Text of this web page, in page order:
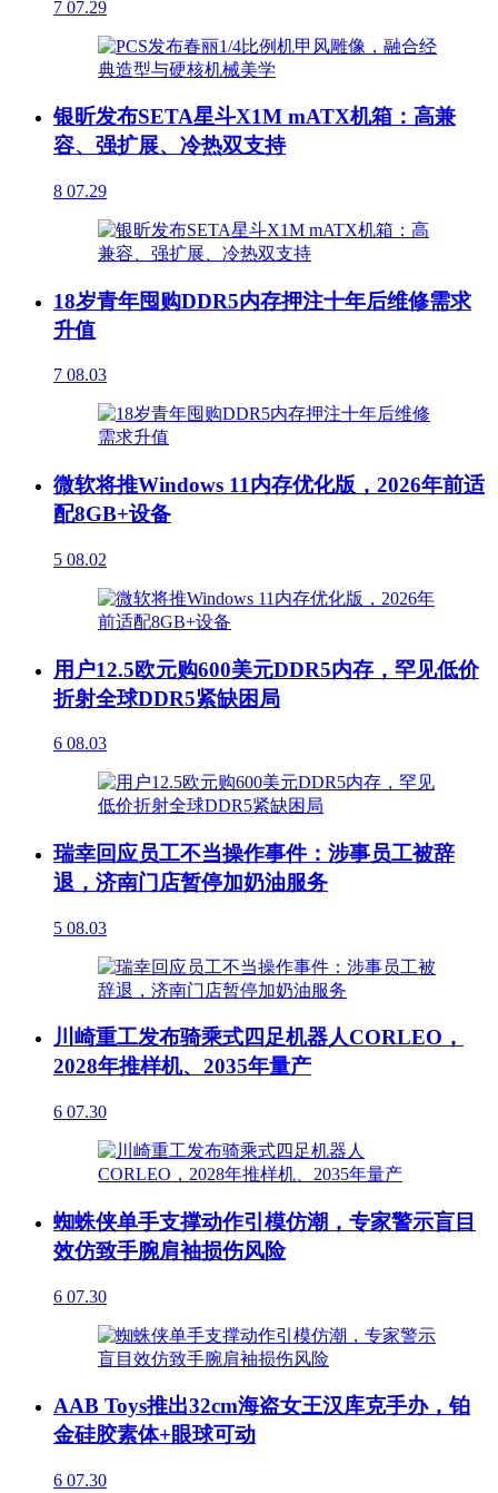
7 07.29
银昕发布SETA星斗X1M mATX机箱：高兼
容、强扩展、冷热双支持
8 07.29
18岁青年囤购DDR5内存押注十年后维修需求
升值
7 08.03
微软将推Windows 11内存优化版，2026年前适
配8GB+设备
5 08.02
用户12.5欧元购600美元DDR5内存，罕见低价
折射全球DDR5紧缺困局
6 08.03
瑞幸回应员工不当操作事件：涉事员工被辞
退，济南门店暂停加奶油服务
5 08.03
川崎重工发布骑乘式四足机器人CORLEO，
2028年推样机、2035年量产
6 07.30
蜘蛛侠单手支撑动作引模仿潮，专家警示盲目
效仿致手腕肩袖损伤风险
6 07.30
AAB Toys推出32cm海盗女王汉库克手办，铂
金硅胶素体+眼球可动
6 07.30